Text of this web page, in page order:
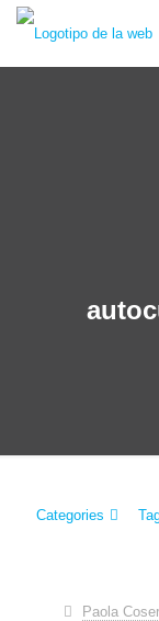
Categories
Paola Coser